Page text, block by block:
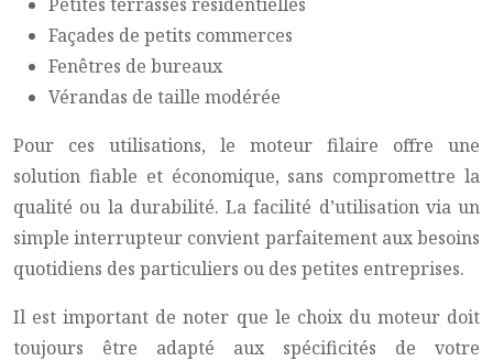
Façades de petits commerces
Fenêtres de bureaux
Vérandas de taille modérée
Pour ces utilisations, le moteur filaire offre une
solution fiable et économique, sans compromettre la
qualité ou la durabilité. La facilité d’utilisation via un
simple interrupteur convient parfaitement aux besoins
quotidiens des particuliers ou des petites entreprises.
Il est important de noter que le choix du moteur doit
toujours être adapté aux spécificités de votre